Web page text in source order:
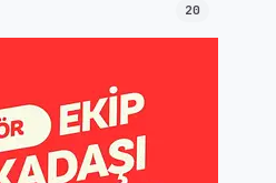
20